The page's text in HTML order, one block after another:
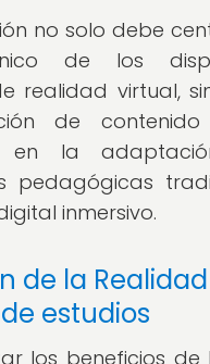
no solo debe
de los
realidad virtual,
de contenido
en la
pedagógicas
inmersivo.
de la
estudios
los beneficios